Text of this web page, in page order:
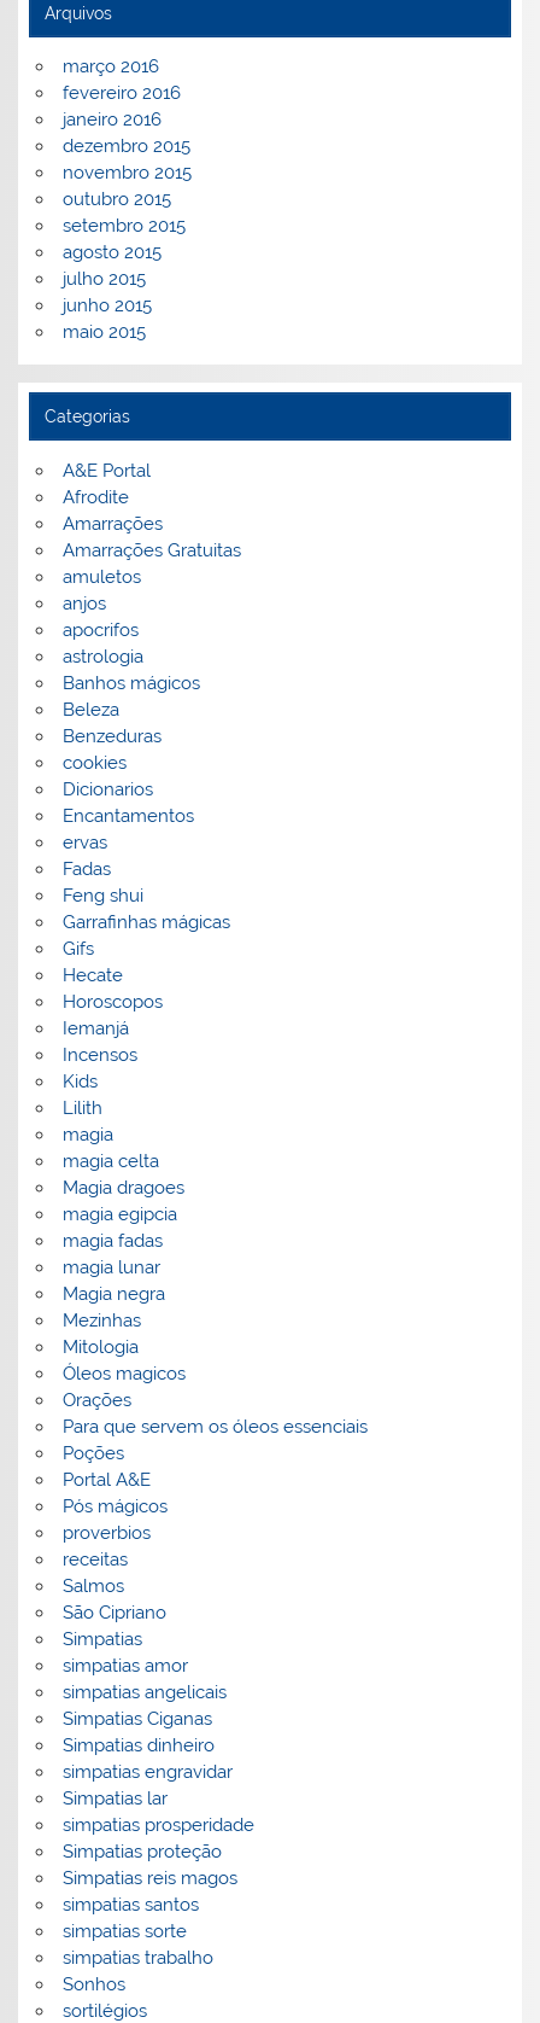
Arquivos
março 2016
fevereiro 2016
janeiro 2016
dezembro 2015
novembro 2015
outubro 2015
setembro 2015
agosto 2015
julho 2015
junho 2015
maio 2015
Categorias
A&E Portal
Afrodite
Amarrações
Amarrações Gratuitas
amuletos
anjos
apocrifos
astrologia
Banhos mágicos
Beleza
Benzeduras
cookies
Dicionarios
Encantamentos
ervas
Fadas
Feng shui
Garrafinhas mágicas
Gifs
Hecate
Horoscopos
Iemanjá
Incensos
Kids
Lilith
magia
magia celta
Magia dragoes
magia egipcia
magia fadas
magia lunar
Magia negra
Mezinhas
Mitologia
Óleos magicos
Orações
Para que servem os óleos essenciais
Poções
Portal A&E
Pós mágicos
proverbios
receitas
Salmos
São Cipriano
Simpatias
simpatias amor
simpatias angelicais
Simpatias Ciganas
Simpatias dinheiro
simpatias engravidar
Simpatias lar
simpatias prosperidade
Simpatias proteção
Simpatias reis magos
simpatias santos
simpatias sorte
simpatias trabalho
Sonhos
sortilégios